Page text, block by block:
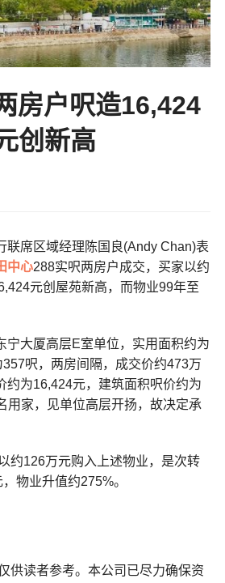
房户呎造16,424
创新高
联席区域经理陈国良(Andy Chan)表
中心288实呎两房户成交，买家以约
元创屋苑新高，而物业99年至
宁大厦高层E室单位，实用面积约为
呎，两房间隔，成交价约473万
约为16,424元，建筑面积呎价约为
用家，见单位高层开扬，故决定承
约126万元购入上述物业，是次转
物业升值约275%。
供读者参考。本公司已尽力确保资